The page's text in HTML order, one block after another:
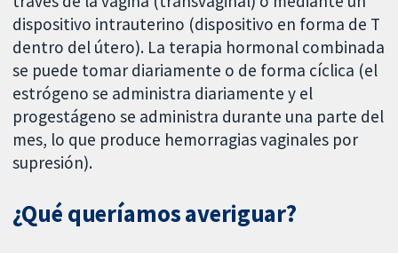
dispositivo intrauterino (dispositivo en forma de T
dentro del útero). La terapia hormonal combinada
se puede tomar diariamente o de forma cíclica (el
estrógeno se administra diariamente y el
progestágeno se administra durante una parte del
mes, lo que produce hemorragias vaginales por
supresión).
¿Qué queríamos averiguar?